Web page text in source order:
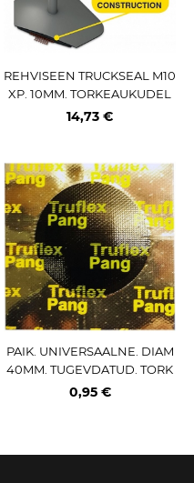
REHVISEEN TRUCKSEAL M10
XP. 10MM. TORKEAUKUDEL
E. 1TK TRUFLEX PANG
14,73 €
PAIK. UNIVERSAALNE. DIAM
40MM. TUGEVDATUD. TORK
EAUKUDELE. C1. 1TK.
0,95 €